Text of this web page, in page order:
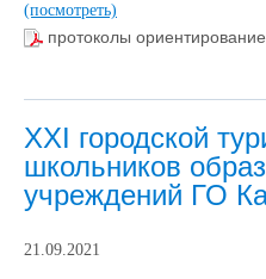
(посмотреть)
протоколы
ХХI городской
школьников
учреждений ГО
21.09.2021